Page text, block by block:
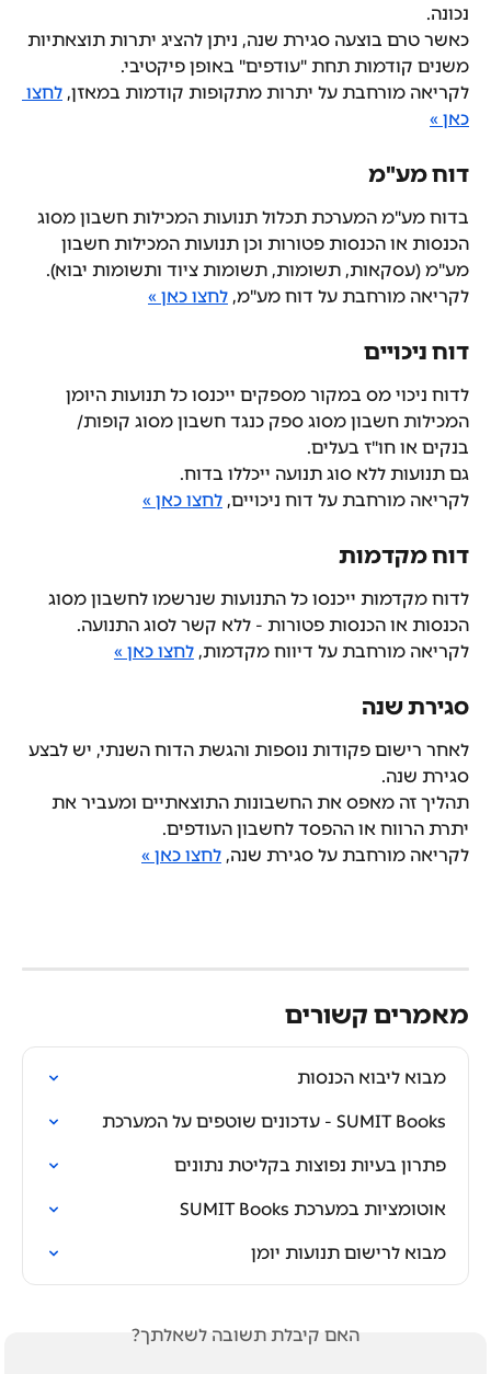
נכונה.
כאשר טרם בוצעה סגירת שנה, ניתן להציג יתרות תוצאתיות
משנים קודמות תחת "עודפים" באופן פיקטיבי.
לקריאה מורחבת על יתרות מתקופות קודמות במאזן, לחצו
כאן »
דוח מע"מ
בדוח מע"מ המערכת תכלול תנועות המכילות חשבון מסוג
הכנסות או הכנסות פטורות וכן תנועות המכילות חשבון
מע"מ (עסקאות, תשומות, תשומות ציוד ותשומות יבוא).
לקריאה מורחבת על דוח מע"מ, לחצו כאן »
דוח ניכויים
לדוח ניכוי מס במקור מספקים ייכנסו כל תנועות היומן
המכילות חשבון מסוג ספק כנגד חשבון מסוג קופות/
בנקים או חו"ז בעלים.
גם תנועות ללא סוג תנועה ייכללו בדוח.
לקריאה מורחבת על דוח ניכויים, לחצו כאן »
דוח מקדמות
לדוח מקדמות ייכנסו כל התנועות שנרשמו לחשבון מסוג
הכנסות או הכנסות פטורות - ללא קשר לסוג התנועה.
לקריאה מורחבת על דיווח מקדמות, לחצו כאן »
סגירת שנה
לאחר רישום פקודות נוספות והגשת הדוח השנתי, יש לבצע
סגירת שנה.
תהליך זה מאפס את החשבונות התוצאתיים ומעביר את
יתרת הרווח או ההפסד לחשבון העודפים.
לקריאה מורחבת על סגירת שנה, לחצו כאן »
מאמרים קשורים
מבוא ליבוא הכנסות
SUMIT Books - עדכונים שוטפים על המערכת
פתרון בעיות נפוצות בקליטת נתונים
אוטומציות במערכת SUMIT Books
מבוא לרישום תנועות יומן
האם קיבלת תשובה לשאלתך?